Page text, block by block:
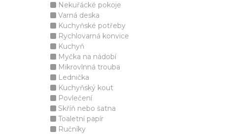
Nekuřácké pokoje
Varná deska
Kuchyňské potřeby
Rychlovarná konvice
Kuchyň
Myčka na nádobí
Mikrovlnná trouba
Lednička
Kuchyňský kout
Povlečení
Skříň nebo šatna
Toaletní papír
Ručníky